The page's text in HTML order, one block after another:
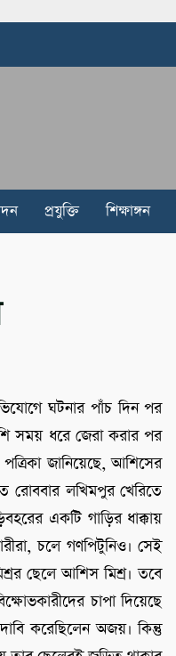
প্রযুক্তি শিক্ষাঙ্গন
ঘটনার পাঁচ দিন পর
সময় ধরে জেরা করার পর
জানিয়েছে, আশিসের
রোববার লখিমপুর খেরিতে
একটি গাড়ির ধাক্কায়
চলে গণপিটুনিও। সেই
ছেলে আশিস মিশ্র। তবে
চাপা দিয়েছে
করেছিলেন অজয়। কিন্তু